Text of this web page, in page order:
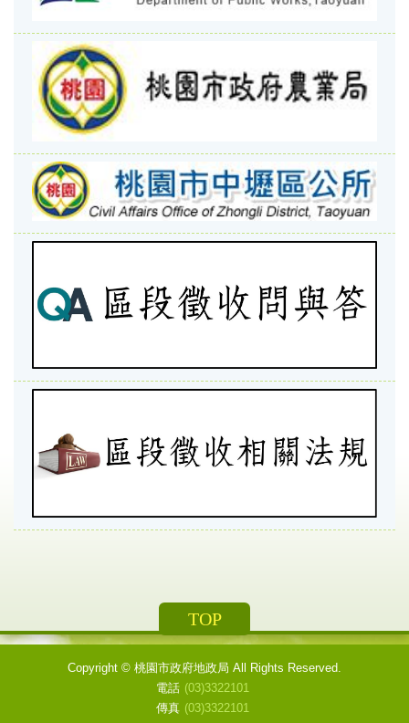
TOP
Copyright © 桃園市政府地政局 All Rights Reserved.
電話 (03)3322101
傳真 (03)3322101